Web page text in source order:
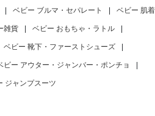
| ベビー ブルマ・セパレート | ベビー 肌着
雑貨 | ベビー おもちゃ・ラトル |
ベビー 靴下・ファーストシューズ |
ビー アウター・ジャンバー・ポンチョ |
ジャンプスーツ